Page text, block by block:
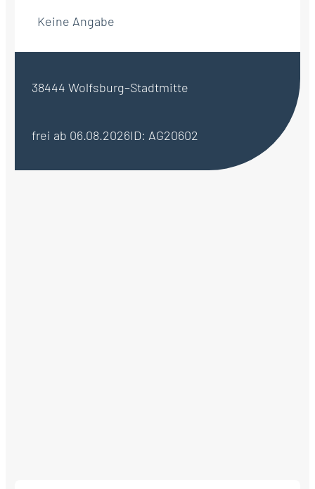
Keine Angabe
38444 Wolfsburg–Stadtmitte
frei ab 06.08.2026ID: AG20602